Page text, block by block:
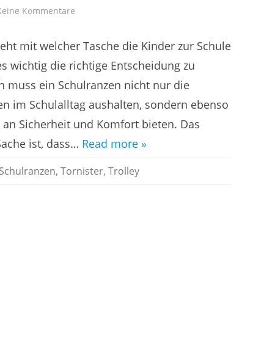
Kommentare
neue
Schuljahr:
Die
besten
Schulranzen
im
mit welcher Tasche die Kinder zur Schule
wichtig die richtige Entscheidung zu
muss ein Schulranzen nicht nur die
im Schulalltag aushalten, sondern ebenso
Sicherheit und Komfort bieten. Das
ist, dass… Read more »
Schulranzen, Tornister, Trolley